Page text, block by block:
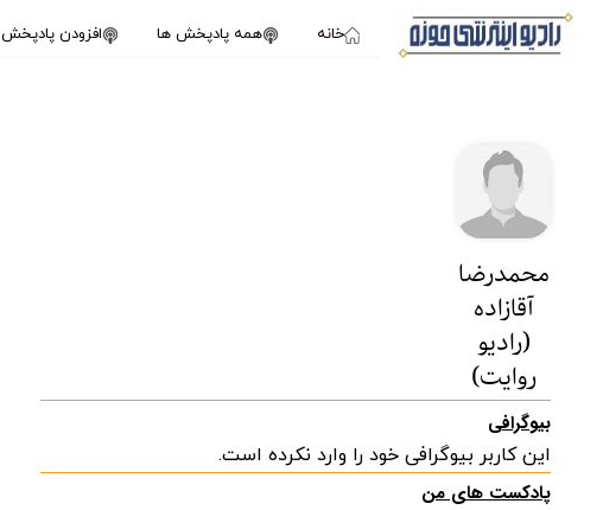
خانه همه پادپخش ها افزودن پادپخش
محمدرضا
آقازاده
(رادیو
روایت)
بیوگرافی
این کاربر بیوگرافی خود را وارد نکرده است.
پادکست های من